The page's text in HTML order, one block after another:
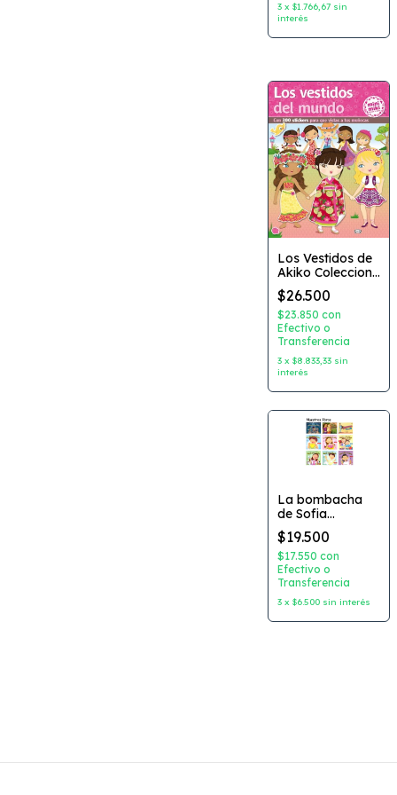
3 x $1.766,67 sin
interés
Los Vestidos de
Akiko Coleccion:
Mini Miki
Descubre el
mundo Editorial:
V&R
$26.500
$23.850 con
Efectivo o
Transferencia
3 x $8.833,33 sin
interés
La bombacha
de Sofia
Coleccion: Yo
puedo solo serie
roja Autor:
Selene Califano
Dibujante:
Federico Porfiri
Abrecascarones
$19.500
$17.550 con
Efectivo o
Transferencia
3 x $6.500 sin interés